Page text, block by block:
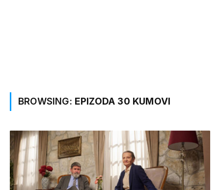
BROWSING: EPIZODA 30 KUMOVI